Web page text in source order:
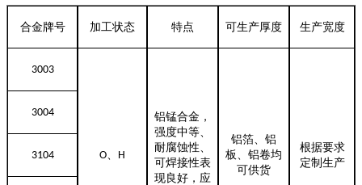
合金牌号 加工状态 特点 可生产厚度 生产宽度
3003
O、 H
铝锰合金，
强度中等、
耐腐蚀性、
可焊接性表
现良好，应
铝箔、铝
板、铝卷均
可供货
根据要求
定制生产
3004
3104